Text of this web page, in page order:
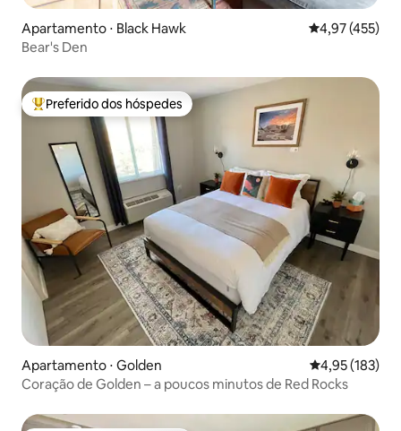
Apartamento ⋅ Black Hawk 4,97 de uma
4,97 (455)
Bear's Den
Entre os melhores preferidos dos hóspedes
Preferido dos hóspedes
Apartamento ⋅ Golden 4,95 de uma
4,95 (183)
Coração de Golden – a poucos minutos de Red Rocks